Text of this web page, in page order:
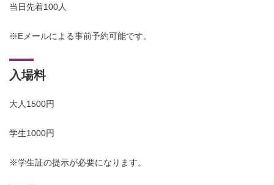
当日先着100人
※Eメールによる事前予約可能です。
入場料
大人1500円
学生1000円
※学生証の提示が必要になります。